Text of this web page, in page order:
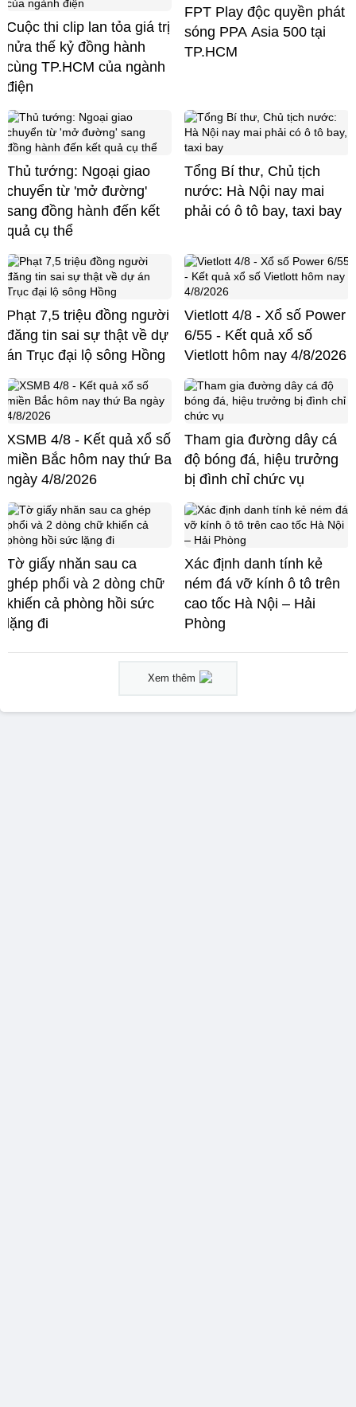
Cuộc thi clip lan tỏa giá trị
nửa thế kỷ đồng hành
cùng TP.HCM của ngành
điện
FPT Play độc quyền phát
sóng PPA Asia 500 tại
TP.HCM
Thủ tướng: Ngoại giao
chuyển từ 'mở đường'
sang đồng hành đến kết
quả cụ thể
Tổng Bí thư, Chủ tịch
nước: Hà Nội nay mai
phải có ô tô bay, taxi bay
Phạt 7,5 triệu đồng người
đăng tin sai sự thật về dự
án Trục đại lộ sông Hồng
Vietlott 4/8 - Xổ số Power
6/55 - Kết quả xổ số
Vietlott hôm nay 4/8/2026
XSMB 4/8 - Kết quả xổ số
miền Bắc hôm nay thứ Ba
ngày 4/8/2026
Tham gia đường dây cá
độ bóng đá, hiệu trưởng
bị đình chỉ chức vụ
Tờ giấy nhăn sau ca
ghép phổi và 2 dòng chữ
khiến cả phòng hồi sức
lặng đi
Xác định danh tính kẻ
ném đá vỡ kính ô tô trên
cao tốc Hà Nội – Hải
Phòng
Xem thêm